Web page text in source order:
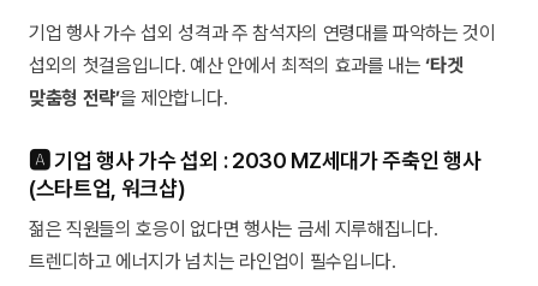
기업 행사 가수 섭외 성격과 주 참석자의 연령대를 파악하는 것이
섭외의 첫걸음입니다. 예산 안에서 최적의 효과를 내는‘타겟
맞춤형 전략’을 제안합니다.
🅰️ 기업 행사 가수 섭외 : 2030 MZ세대가 주축인 행사
(스타트업, 워크샵)
젊은 직원들의 호응이 없다면 행사는 금세 지루해집니다.
트렌디하고 에너지가 넘치는 라인업이 필수입니다.